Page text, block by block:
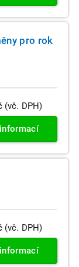
pro rok
(vč. DPH)
(vč. DPH)